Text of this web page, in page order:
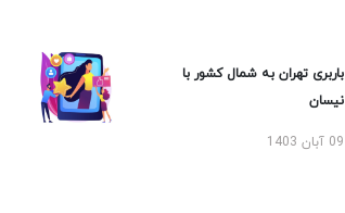
باربری تهران به شمال کشور با
نیسان
09 آبان 1403